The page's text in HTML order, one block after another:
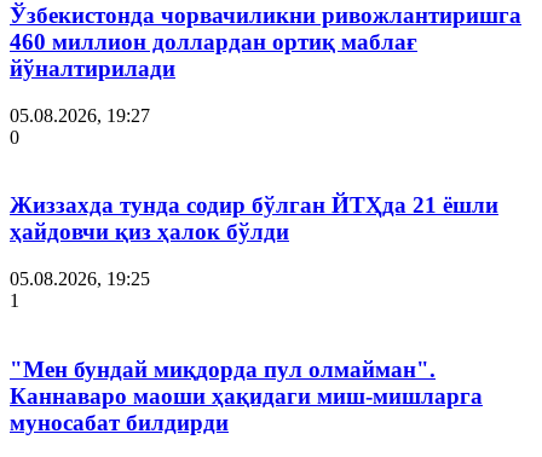
Ўзбекистонда чорвачиликни ривожлантиришга
460 миллион доллардан ортиқ маблағ
йўналтирилади
05.08.2026, 19:27
0
Жиззахда тунда содир бўлган ЙТҲда 21 ёшли
ҳайдовчи қиз ҳалок бўлди
05.08.2026, 19:25
1
"Мен бундай миқдорда пул олмайман".
Каннаваро маоши ҳақидаги миш-мишларга
муносабат билдирди